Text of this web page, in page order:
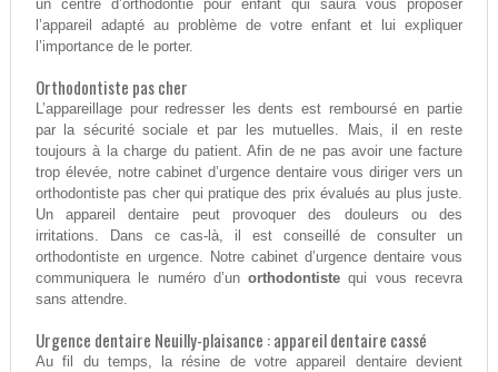
un centre d’orthodontie pour enfant qui saura vous proposer
l’appareil adapté au problème de votre enfant et lui expliquer
l’importance de le porter.
Orthodontiste pas cher
L’appareillage pour redresser les dents est remboursé en partie
par la sécurité sociale et par les mutuelles. Mais, il en reste
toujours à la charge du patient. Afin de ne pas avoir une facture
trop élevée, notre cabinet d’urgence dentaire vous diriger vers un
orthodontiste pas cher qui pratique des prix évalués au plus juste.
Un appareil dentaire peut provoquer des douleurs ou des
irritations. Dans ce cas-là, il est conseillé de consulter un
orthodontiste en urgence. Notre cabinet d’urgence dentaire vous
communiquera le numéro d’unorthodontiste qui vous recevra
sans attendre.
Urgence dentaire Neuilly-plaisance : appareil dentaire cassé
Au fil du temps, la résine de votre appareil dentaire devient